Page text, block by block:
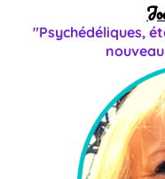
"Psychédéliques,